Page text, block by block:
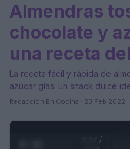
Almendras
chocolate y
una receta
La receta fácil y rápida de
azúcar glas: un snack dulce
Redacción En Cocina · 23 Feb 2022
0:28 /